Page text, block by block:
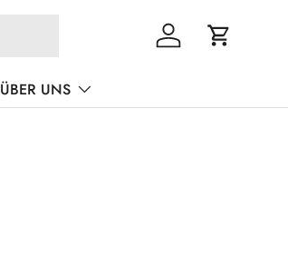
Einloggen
ÜBER UNS